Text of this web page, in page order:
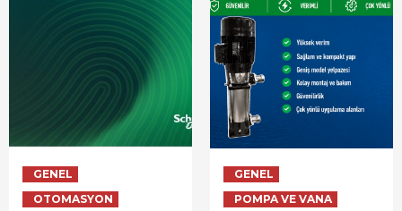
GENEL
OTOMASYON
GENEL
POMPA VE VANA